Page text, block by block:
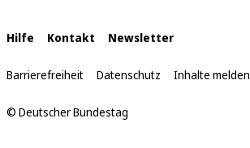
Interne
Links
Hilfe Kontakt Newsletter
Barrierefreiheit Datenschutz Inhalte melden
© Deutscher Bundestag